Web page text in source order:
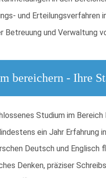
und
Betreuung und Verwaltung
bereichern - Ihre
Studium im
ein Jahr Erfahrung
Deutsch und Englisch
Denken, präziser